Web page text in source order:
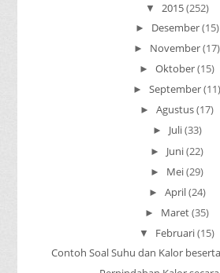
▼ 2015(252)
► Desember(15)
► November(17)
► Oktober(15)
► September(11)
► Agustus(17)
► Juli(33)
► Juni(22)
► Mei(29)
► April(24)
► Maret(35)
▼ Februari(15)
Contoh Soal Suhu dan Kalor